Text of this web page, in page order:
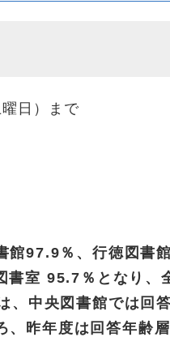
日）まで
館97.9％、行徳図書
室 95.7％となり、
、中央図書館では回
、昨年度は回答年齢